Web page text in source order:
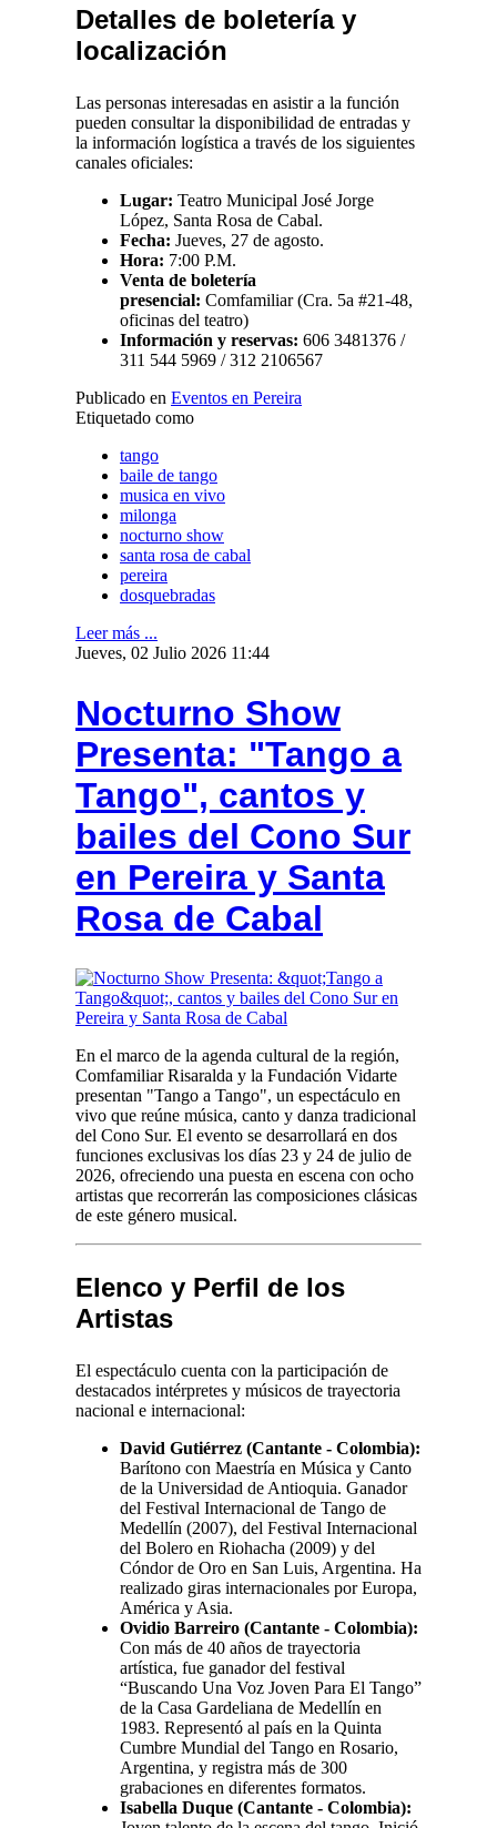
Detalles de boletería y
localización
Las personas interesadas en asistir a la función
pueden consultar la disponibilidad de entradas y
la información logística a través de los siguientes
canales oficiales:
Lugar: Teatro Municipal José Jorge
López, Santa Rosa de Cabal.
Fecha: Jueves, 27 de agosto.
Hora: 7:00 P.M.
Venta de boletería
presencial: Comfamiliar (Cra. 5a #21-48,
oficinas del teatro)
Información y reservas: 606 3481376 /
311 544 5969 / 312 2106567
Publicado en Eventos en Pereira
Etiquetado como
tango
baile de tango
musica en vivo
milonga
nocturno show
santa rosa de cabal
pereira
dosquebradas
Leer más ...
Jueves, 02 Julio 2026 11:44
Nocturno Show
Presenta: "Tango a
Tango", cantos y
bailes del Cono Sur
en Pereira y Santa
Rosa de Cabal
En el marco de la agenda cultural de la región,
Comfamiliar Risaralda y la Fundación Vidarte
presentan "Tango a Tango", un espectáculo en
vivo que reúne música, canto y danza tradicional
del Cono Sur. El evento se desarrollará en dos
funciones exclusivas los días 23 y 24 de julio de
2026, ofreciendo una puesta en escena con ocho
artistas que recorrerán las composiciones clásicas
de este género musical.
Elenco y Perfil de los
Artistas
El espectáculo cuenta con la participación de
destacados intérpretes y músicos de trayectoria
nacional e internacional:
David Gutiérrez (Cantante - Colombia):
Barítono con Maestría en Música y Canto
de la Universidad de Antioquia. Ganador
del Festival Internacional de Tango de
Medellín (2007), del Festival Internacional
del Bolero en Riohacha (2009) y del
Cóndor de Oro en San Luis, Argentina. Ha
realizado giras internacionales por Europa,
América y Asia.
Ovidio Barreiro (Cantante - Colombia):
Con más de 40 años de trayectoria
artística, fue ganador del festival
“Buscando Una Voz Joven Para El Tango”
de la Casa Gardeliana de Medellín en
1983. Representó al país en la Quinta
Cumbre Mundial del Tango en Rosario,
Argentina, y registra más de 300
grabaciones en diferentes formatos.
Isabella Duque (Cantante - Colombia):